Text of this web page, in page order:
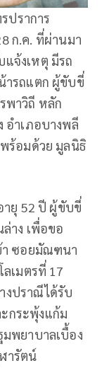
ปราการ
ก.ค. ที่ผ่านมา
จ้งเหตุ มีรถ
ารถแตก ผู้ขับขี่
พาวิถี หลัก
อำเภอบางพลี
ร้อมด้วย มูลนิธิ
ายุ 52 ปี ผู้ขับขี่
าง เพื่อขอ
า ซอยมัณฑนา
เมตรที่ 17
งปราณีได้รับ
กระพุ้งแก้ม
พยาบาลเบื้อง
ารัตน์